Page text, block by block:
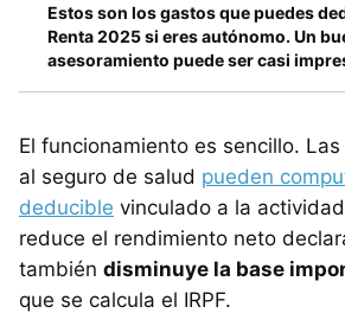
Estos son los gastos que puedes
Renta 2025 si eres autónomo. Un
asesoramiento puede ser casi
El funcionamiento es sencillo.
al seguro de salud pueden
deducible vinculado a la
reduce el rendimiento neto
también disminuye la base
que se calcula el IRPF.